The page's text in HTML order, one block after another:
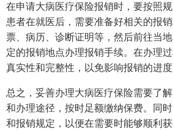
在申请大病医疗保险报销时，要按照规
患者在就医后，需要准备好相关的报
票、病历、诊断证明等，然后前往当
定的报销地点办理报销手续。在办理
真实性和完整性，以免影响报销的进度
总之，妥善办理大病医疗保险需要了
和办理途径，按时足额缴纳保费。同
和报销规定，以便在需要时能够顺利